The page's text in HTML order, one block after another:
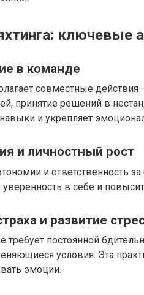
ключевые
в команде
совместные действия
принятие решений в
и укрепляет
и личностный рост
и ответственность
в себе и
и развитие
требует постоянной
условия. Эта
эмоции.